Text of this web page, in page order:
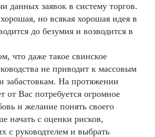
данных заявок в систему торгов.
но всякая хорошая идея в
до безумия и возводится в
что даже такое свинское
не приводит к массовым
забастовкам. На протяжении
от Вас потребуется огромное
и желание понять своего
начать с оценки рисков,
с руководтелем и выбрать